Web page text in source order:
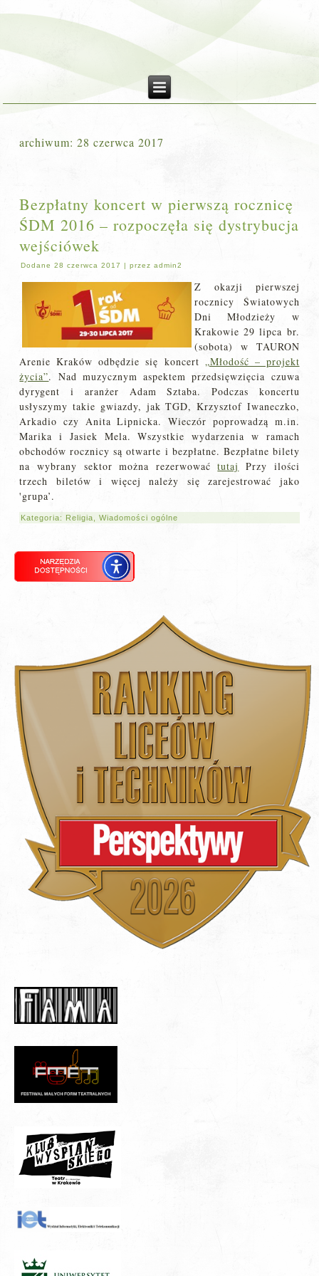
archiwum:28 czerwca 2017
Bezpłatny koncert w pierwszą rocznicę
ŚDM 2016 – rozpoczęła się dystrybucja
wejściówek
Dodane 28 czerwca 2017 |przez admin2
Z okazji pierwszej
rocznicy Światowych
Dni Młodzieży w
Krakowie 29 lipca br.
(sobota) w TAURON
Arenie Kraków odbędzie się koncert „Młodość – projekt
życia”. Nad muzycznym aspektem przedsięwzięcia czuwa
dyrygent i aranżer Adam Sztaba. Podczas koncertu
usłyszymy takie gwiazdy, jak TGD, Krzysztof Iwaneczko,
Arkadio czy Anita Lipnicka. Wieczór poprowadzą m.in.
Marika i Jasiek Mela. Wszystkie wydarzenia w ramach
obchodów rocznicy są otwarte i bezpłatne. Bezpłatne bilety
na wybrany sektor można rezerwowaćtutaj
Przy ilości
trzech biletów i więcej należy się zarejestrować jako
'grupa’.
Kategoria: Religia ,Wiadomości ogólne